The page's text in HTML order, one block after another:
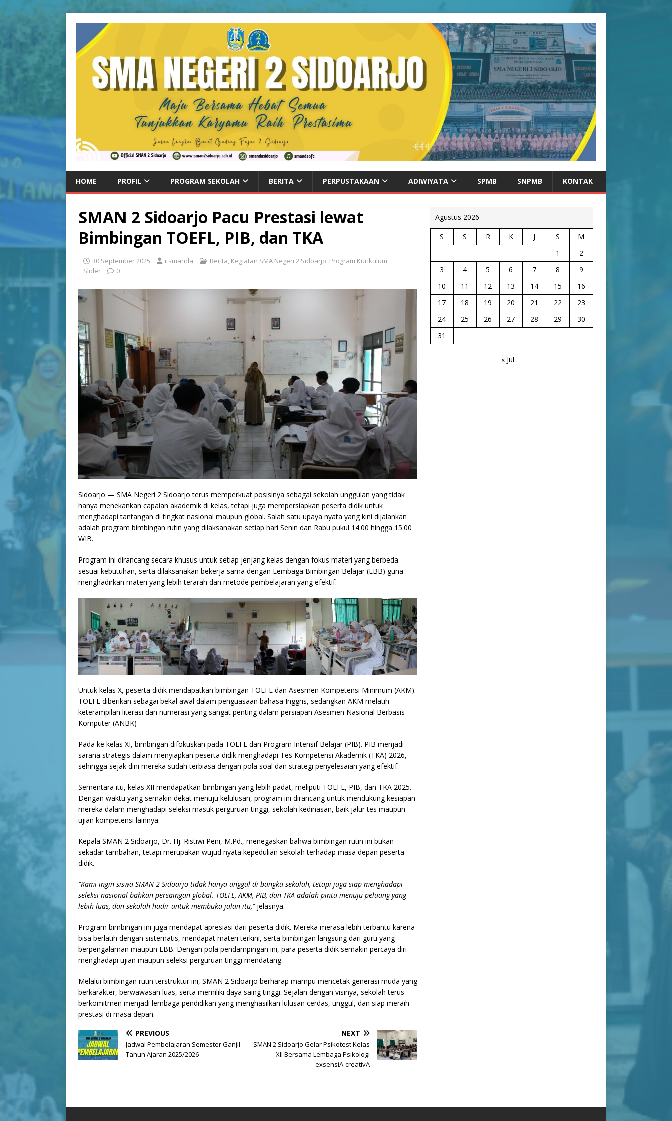
HOME PROFIL PROGRAM SEKOLAH BERITA PERPUSTAKAAN ADIWIYATA SPMB SNPMB KONTAK
SMAN 2 Sidoarjo Pacu Prestasi lewat
Bimbingan TOEFL, PIB, dan TKA
30 September 2025 itsmanda Berita Kegiatan SMA Negeri 2 Sidoarjo Program Kurikulum
Slider
0
Sidoarjo — SMA Negeri 2 Sidoarjo terus memperkuat posisinya sebagai sekolah unggulan yang tidak
hanya menekankan capaian akademik di kelas, tetapi juga mempersiapkan peserta didik untuk
menghadapi tantangan di tingkat nasional maupun global. Salah satu upaya nyata yang kini dijalankan
adalah program bimbingan rutin yang dilaksanakan setiap hari Senin dan Rabu pukul 14.00 hingga 15.00
WIB.
Program ini dirancang secara khusus untuk setiap jenjang kelas dengan fokus materi yang berbeda
sesuai kebutuhan, serta dilaksanakan bekerja sama dengan Lembaga Bimbingan Belajar (LBB) guna
menghadirkan materi yang lebih terarah dan metode pembelajaran yang efektif.
Untuk kelas X, peserta didik mendapatkan bimbingan TOEFL dan Asesmen Kompetensi Minimum (AKM).
TOEFL diberikan sebagai bekal awal dalam penguasaan bahasa Inggris, sedangkan AKM melatih
keterampilan literasi dan numerasi yang sangat penting dalam persiapan Asesmen Nasional Berbasis
Komputer (ANBK)
Pada ke kelas XI, bimbingan difokuskan pada TOEFL dan Program Intensif Belajar (PIB). PIB menjadi
sarana strategis dalam menyiapkan peserta didik menghadapi Tes Kompetensi Akademik (TKA) 2026,
sehingga sejak dini mereka sudah terbiasa dengan pola soal dan strategi penyelesaian yang efektif.
Sementara itu, kelas XII mendapatkan bimbingan yang lebih padat, meliputi TOEFL, PIB, dan TKA 2025.
Dengan waktu yang semakin dekat menuju kelulusan, program ini dirancang untuk mendukung kesiapan
mereka dalam menghadapi seleksi masuk perguruan tinggi, sekolah kedinasan, baik jalur tes maupun
ujian kompetensi lainnya.
Kepala SMAN 2 Sidoarjo, Dr. Hj. Ristiwi Peni, M.Pd., menegaskan bahwa bimbingan rutin ini bukan
sekadar tambahan, tetapi merupakan wujud nyata kepedulian sekolah terhadap masa depan peserta
didik.
“Kami ingin siswa SMAN 2 Sidoarjo tidak hanya unggul di bangku sekolah, tetapi juga siap menghadapi
seleksi nasional bahkan persaingan global. TOEFL, AKM, PIB, dan TKA adalah pintu menuju peluang yang
lebih luas, dan sekolah hadir untuk membuka jalan itu,”jelasnya.
Program bimbingan ini juga mendapat apresiasi dari peserta didik. Mereka merasa lebih terbantu karena
bisa berlatih dengan sistematis, mendapat materi terkini, serta bimbingan langsung dari guru yang
berpengalaman maupun LBB. Dengan pola pendampingan ini, para peserta didik semakin percaya diri
menghadapi ujian maupun seleksi perguruan tinggi mendatang.
Melalui bimbingan rutin terstruktur ini, SMAN 2 Sidoarjo berharap mampu mencetak generasi muda yang
berkarakter, berwawasan luas, serta memiliki daya saing tinggi. Sejalan dengan visinya, sekolah terus
berkomitmen menjadi lembaga pendidikan yang menghasilkan lulusan cerdas, unggul, dan siap meraih
prestasi di masa depan.
PREVIOUS
Jadwal Pembelajaran Semester Ganjil
Tahun Ajaran 2025/2026
NEXT
SMAN 2 Sidoarjo Gelar Psikotest Kelas
XII Bersama Lembaga Psikologi
exsensiA-creativA
Agustus 2026
S S R K J S
M
1
2
3
4 5 6 7 8
9
10
11 12 13 14 15
16
17
18 19 20 21 22
23
24
25 26 27 28 29
30
31
« Jul